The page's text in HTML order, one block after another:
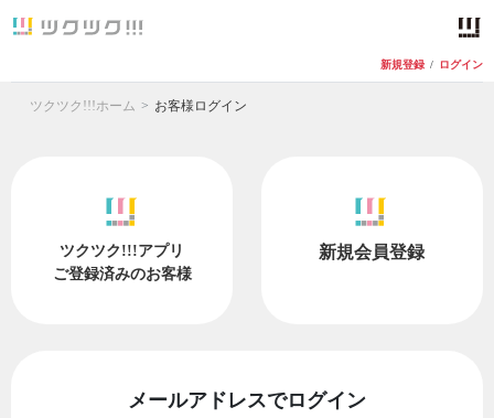
新規登録 / ログイン
ツクツク!!!ホーム お客様ログイン
ツクツク!!!アプリ
ご登録済みのお客様
新規会員登録
メールアドレスでログイン